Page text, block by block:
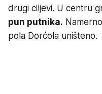
drugi ciljevi. U centru
pun putnika.
pola Dorćola uništeno.